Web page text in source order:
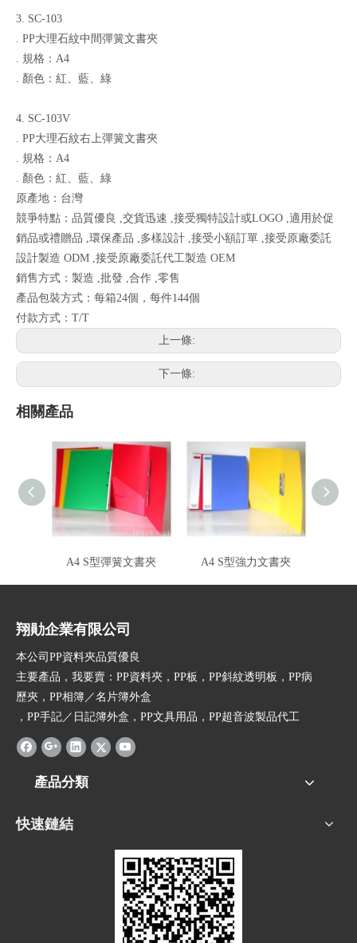
3. SC-103
. PP大理石紋中間彈簧文書夾
. 規格：A4
. 顏色：紅、藍、綠
4. SC-103V
. PP大理石紋右上彈簧文書夾
. 規格：A4
. 顏色：紅、藍、綠
原產地：台灣
競爭特點：品質優良 ,交貨迅速 ,接受獨特設計或LOGO ,適用於促
銷品或禮贈品 ,環保產品 ,多樣設計 ,接受小額訂單 ,接受原廠委託
設計製造 ODM ,接受原廠委託代工製造 OEM
銷售方式：製造 ,批發 ,合作 ,零售
產品包裝方式：每箱24個，每件144個
付款方式：T/T
上一條:
下一條:
相關產品
A4 S型彈簧文書夾 A4 S型強力文書夾
翔勛企業有限公司
本公司PP資料夾品質優良
主要產品，我要賣：PP資料夾，PP板，PP斜紋透明板，PP病
歷夾，PP相簿／名片簿外盒
，PP手記／日記簿外盒，PP文具用品，PP超音波製品代工
產品分類
快速鏈結